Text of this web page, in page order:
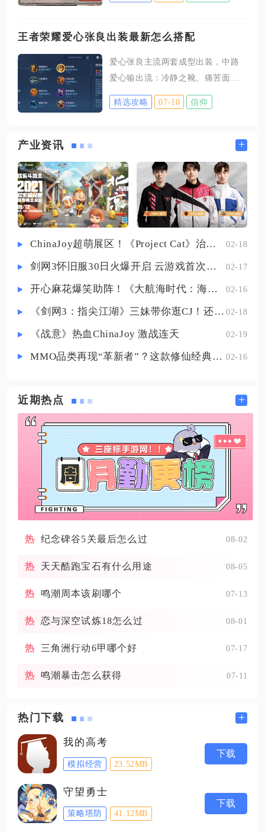
全空置后，拆除功能才会正常解
锁，掌握前置清理步骤和两种编辑
入口，就能高效完成大批量农田的
一
弃兑换，该角色是全游戏独一档的
替代，兑换投入的资源能长期降低
特产批量生产场景下收益极高。孟
余作为天级制作专精居民，满级制
作属性达到779，是游戏内第一梯队
会消耗菜肴，还能额外产出200%菜
肴，同时单次生产减少4名工人需
求，完美解决多城同步运营时两大
痛点：菜肴缺口与工人紧缺
王者荣耀爱心张良出装最新怎么搭配
爱心张良主流两套成型出装，中路
爱心输出流：冷静之靴、痛苦面
具、回响之杖、博学者之怒、虚无
法杖、炽热支配者；游走辅助爱心
寒风暴、冰霜法杖、魔女斗篷、旭
续粘连消耗、高频控制的核心逻辑
搭配，适配中路法核与游走辅助两
种出场位置，铭文统一选用10梦
魇、10怜悯、10调和，完整堆叠冷
却、法穿与生命值，契合爱心流依
伤的打法需求。中路爱心输出流出
装遵循循序渐进的合成顺序，开局
精选攻略 07-10 信仰
产业资讯 +
ChinaJoy超萌展区！《Project Cat》治愈猫咪吸引一众铲屎官 02-18
剑网3怀旧服30日火爆开启 云游戏首次亮相CJ打造舒适畅玩体验 02-17
开心麻花爆笑助阵！《大航海时代：海上霸主》亮相China Joy 02-16
《剑网3：指尖江湖》三妹带你逛CJ！还有惊喜嘉宾现场约定你！ 02-18
《战意》热血ChinaJoy 激战连天 02-19
MMO品类再现“革新者”？这款修仙经典IP产品在尝试破局 02-16
近期热点 +
纪念碑谷5关最后怎么过 08-02
天天酷跑宝石有什么用途 08-05
鸣潮周本该刷哪个 07-13
恋与深空试炼18怎么过 08-01
三角洲行动6甲哪个好 07-17
鸣潮暴击怎么获得 07-11
热门下载 +
我的高考
模拟经营 23.52MB
下载
守望勇士
策略塔防 41.12MB
下载